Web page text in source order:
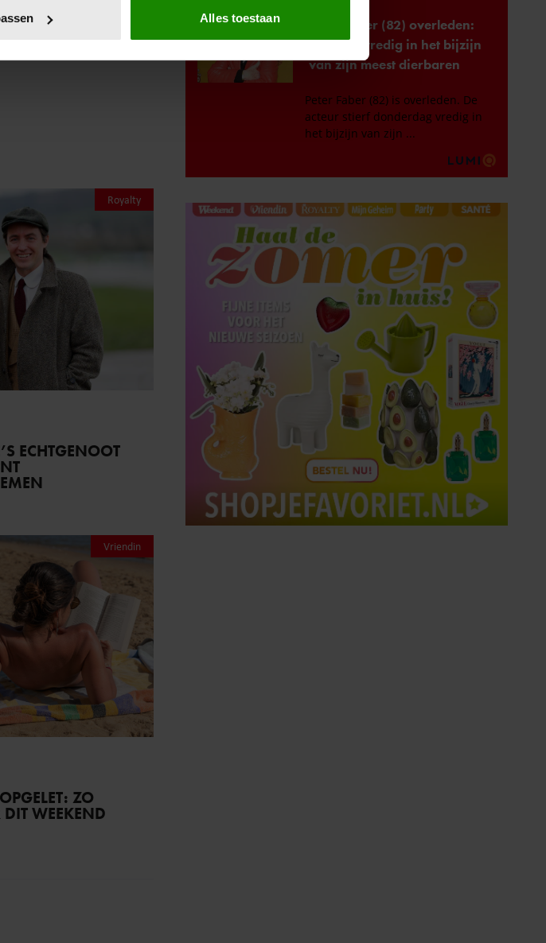
om functies voor social media te bieden en om ons
gebruik van onze site met onze partners voor social
combineren met andere informatie die u aan ze heeft
van hun services. U gaat akkoord met onze cookies als u
Alles toestaan
Royalty
ECHTGENOOT
Vriendin
ZO
DIT WEEKEND